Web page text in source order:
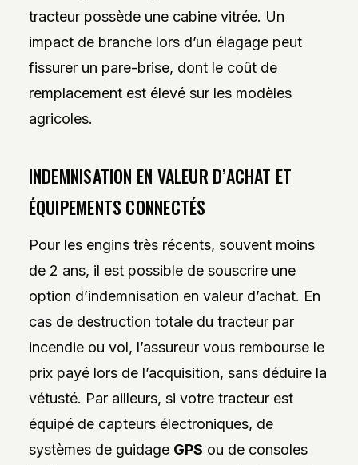
tracteur possède une cabine vitrée. Un
impact de branche lors d’un élagage peut
fissurer un pare-brise, dont le coût de
remplacement est élevé sur les modèles
agricoles.
INDEMNISATION EN VALEUR D’ACHAT ET
ÉQUIPEMENTS CONNECTÉS
Pour les engins très récents, souvent moins
de 2 ans, il est possible de souscrire une
option d’indemnisation en valeur d’achat. En
cas de destruction totale du tracteur par
incendie ou vol, l’assureur vous rembourse le
prix payé lors de l’acquisition, sans déduire la
vétusté. Par ailleurs, si votre tracteur est
équipé de capteurs électroniques, de
systèmes de guidage GPS ou de consoles